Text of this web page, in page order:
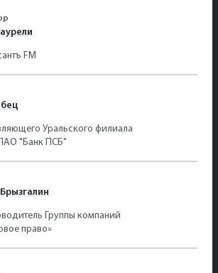
FM
Уральского филиала
"Банк ПСБ"
Группы компаний
право»